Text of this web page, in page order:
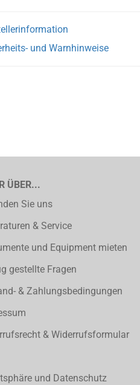
und Warnhinweise
ÜBER...
Sie uns
& Service
und Equipment mieten
gestellte Fragen
& Zahlungsbedingungen
& Widerrufsformular
und Datenschutz